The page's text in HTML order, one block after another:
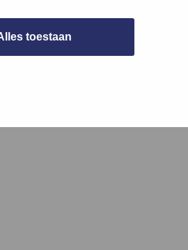
toestaan
bij de vraag of een apart